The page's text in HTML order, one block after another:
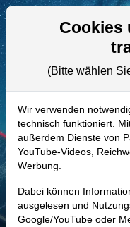
A2H52J | SFIX
Realtime-Aktienkurs:
-
-
Marktkapitalisierung
Cookies
(Bitte wählen
Wir verwenden
technisch funktioniert.
außerdem Dienste von
YouTube-Videos,
Werbung.
Dabei können
ausgelesen und
Google/YouTube oder